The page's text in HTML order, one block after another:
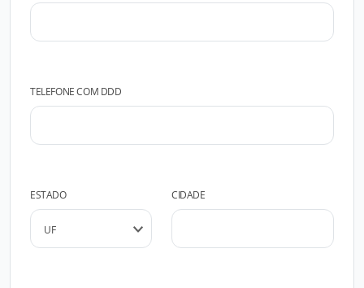
TELEFONE COM DDD
ESTADO CIDADE